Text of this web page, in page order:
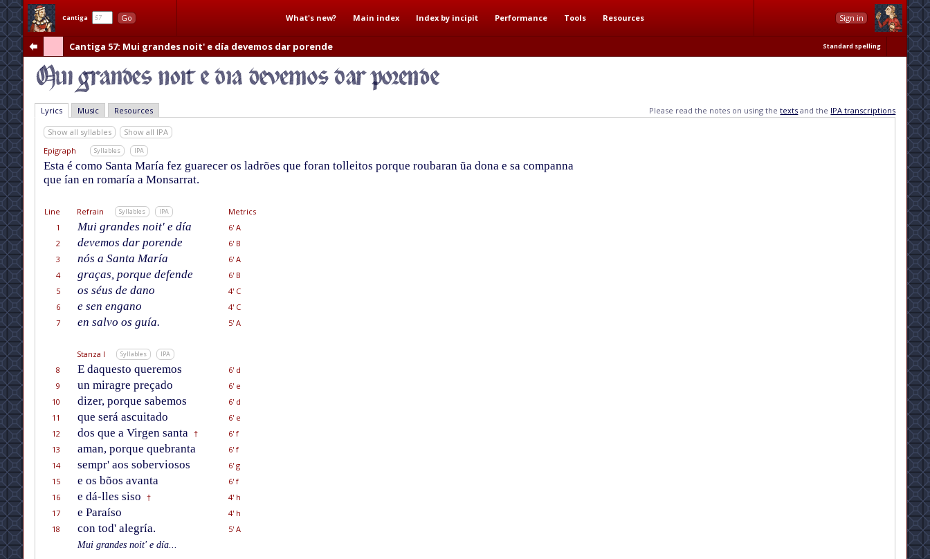
Cantiga Go What's new? Main index Index by incipit Performance Tools Resources Sign in
Cantiga 57: Mui grandes noit' e día devemos dar porende Standard spelling
Lyrics Music Resources Please read the notes on using thetexts and the IPA transcriptions
Show all syllables
Show all IPA
Epigraph
Syllables IPA
Esta é como Santa María fez guarecer os ladrões que foran tolleitos porque roubaran ũa dona e sa companna
que ían en romaría a Monsarrat.
Line Refrain Syllables IPA
Metrics
1
Mui grandes noit' e día
6' A
2
devemos dar porende
6' B
3
nós a Santa María
6' A
4
graças, porque defende
6' B
5
os séus de dano
4' C
6
e sen engano
4' C
7
en salvo os guía. 5' A
Stanza I Syllables IPA
8 E daquesto queremos
6' d
9
un miragre preçado
6' e
10
dizer, porque sabemos
6' d
11
que será ascuitado
6' e
12
dos que a Virgen santa †
6' f
13
aman, porque quebranta
6' f
14
sempr' aos soberviosos
6' g
15
e os bõos avanta
6' f
16
e dá-lles siso †
4' h
17
e Paraíso
4' h
18
con tod' alegría.
5' A
Mui grandes noit' e día...